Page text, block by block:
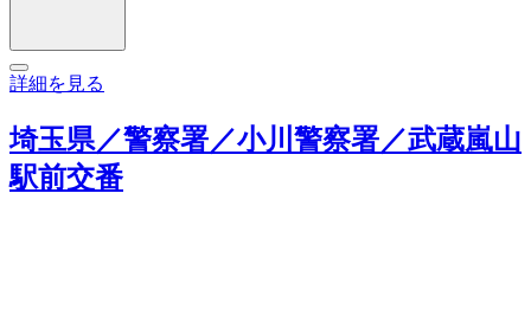
詳細を見る
埼玉県／警察署／小川警察署／武蔵嵐山
駅前交番